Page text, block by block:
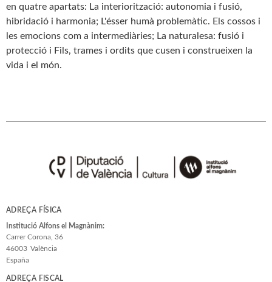
en quatre apartats: La interiorització: autonomia i fusió,
hibridació i harmonia; L'ésser humà problemàtic. Els cossos i
les emocions com a intermediàries; La naturalesa: fusió i
protecció i Fils, trames i ordits que cusen i construeixen la
vida i el món.
ADREÇA FÍSICA
Institució Alfons el Magnànim:
Carrer Corona, 36
46003 València
España
ADREÇA FISCAL